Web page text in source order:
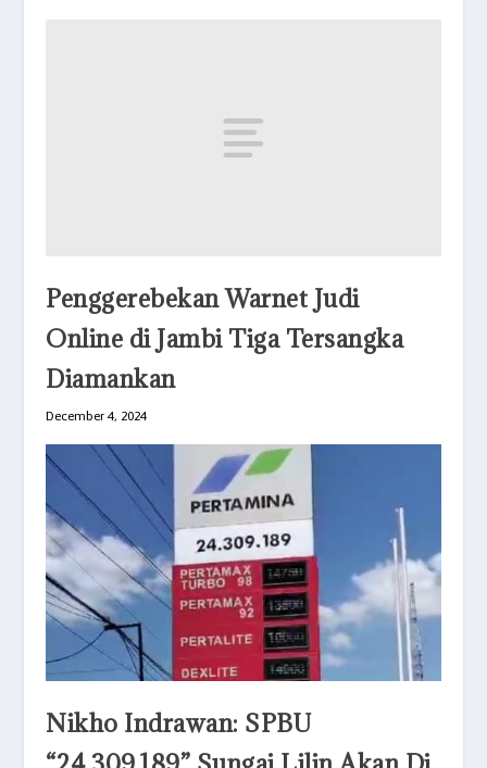
Penggerebekan Warnet Judi
Online di Jambi Tiga Tersangka
Diamankan
December 4, 2024
Nikho Indrawan: SPBU